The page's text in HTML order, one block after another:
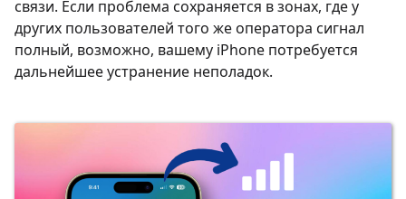
связи. Если проблема сохраняется в зонах, где у
других пользователей того же оператора сигнал
полный, возможно, вашему iPhone потребуется
дальнейшее устранение неполадок.